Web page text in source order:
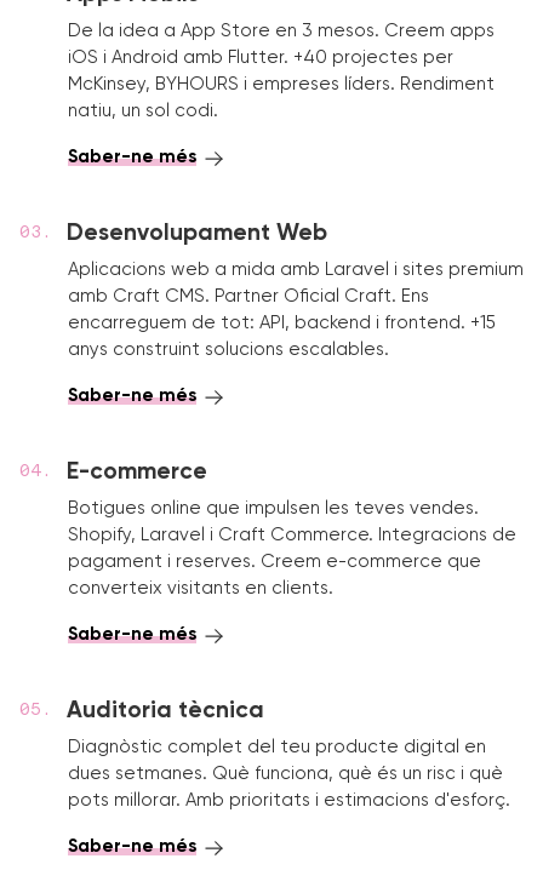
De la idea a App Store en 3 mesos. Creem apps
iOS i Android amb Flutter. +40 projectes per
McKinsey, BYHOURS i empreses líders. Rendiment
natiu, un sol codi.
Saber-ne més
Desenvolupament Web
Aplicacions web a mida amb Laravel i sites premium
amb Craft CMS. Partner Oficial Craft. Ens
encarreguem de tot: API, backend i frontend. +15
anys construint solucions escalables.
Saber-ne més
E-commerce
Botigues online que impulsen les teves vendes.
Shopify, Laravel i Craft Commerce. Integracions de
pagament i reserves. Creem e-commerce que
converteix visitants en clients.
Saber-ne més
Auditoria tècnica
Diagnòstic complet del teu producte digital en
dues setmanes. Què funciona, què és un risc i què
pots millorar. Amb prioritats i estimacions d'esforç.
Saber-ne més